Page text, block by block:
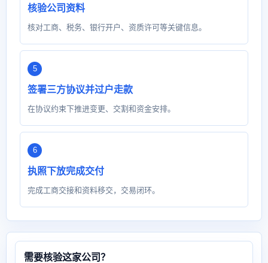
核验公司资料
核对工商、税务、银行开户、资质许可等关键信息。
签署三方协议并过户走款
在协议约束下推进变更、交割和资金安排。
执照下放完成交付
完成工商交接和资料移交，交易闭环。
需要核验这家公司？